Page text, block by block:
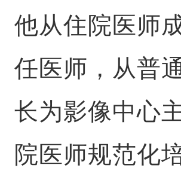
他从住院医师
任医师，从普
长为影像中心
院医师规范化